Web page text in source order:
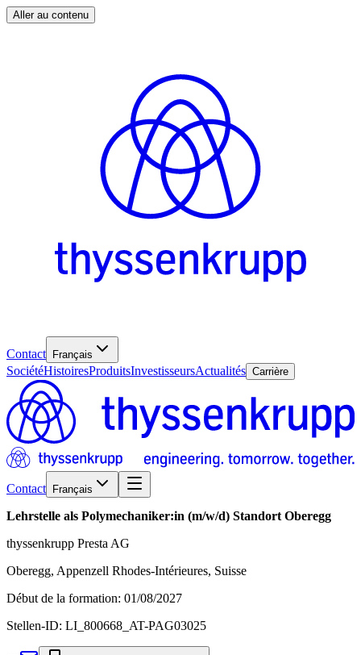
Aller au contenu
Contact Français
SociétéHistoiresProduitsInvestisseursActualités Carrière
Contact Français
Lehrstelle als Polymechaniker:in (m/w/d) Standort Oberegg
thyssenkrupp Presta AG
Oberegg, Appenzell Rhodes-Intérieures, Suisse
Début de la formation: 01/08/2027
Stellen-ID: LI_800668_AT-PAG03025